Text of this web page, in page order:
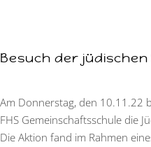
Besuch der jüdischen
Am Donnerstag, den 10.11.22
FHS Gemeinschaftsschule die
Die Aktion fand im Rahmen